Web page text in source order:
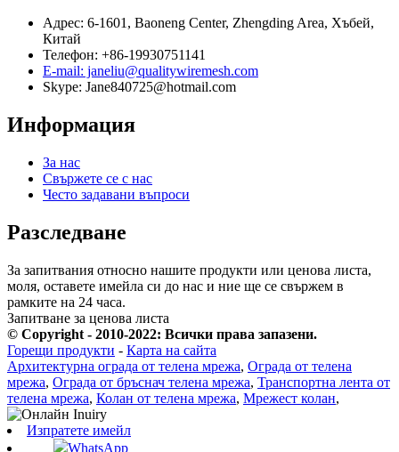
Адрес: 6-1601, Baoneng Center, Zhengding Area, Хъбей,
Китай
Телефон: +86-19930751141
E-mail: janeliu@qualitywiremesh.com
Skype: Jane840725@hotmail.com
Информация
За нас
Свържете се с нас
Често задавани въпроси
Разследване
За запитвания относно нашите продукти или ценова листа,
моля, оставете имейла си до нас и ние ще се свържем в
рамките на 24 часа.
Запитване за ценова листа
© Copyright - 2010-2022: Всички права запазени.
Горещи продукти - Карта на сайта
Архитектурна ограда от телена мрежа, Ограда от телена
мрежа, Ограда от бръснач телена мрежа, Транспортна лента от
телена мрежа, Колан от телена мрежа, Мрежест колан,
Изпратете имейл
WhatsApp